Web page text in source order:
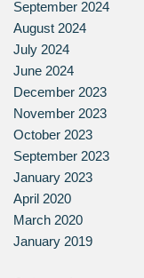
September 2024
August 2024
July 2024
June 2024
December 2023
November 2023
October 2023
September 2023
January 2023
April 2020
March 2020
January 2019